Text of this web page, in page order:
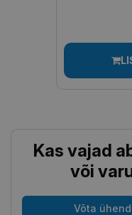
Kas vajad
või
Võta